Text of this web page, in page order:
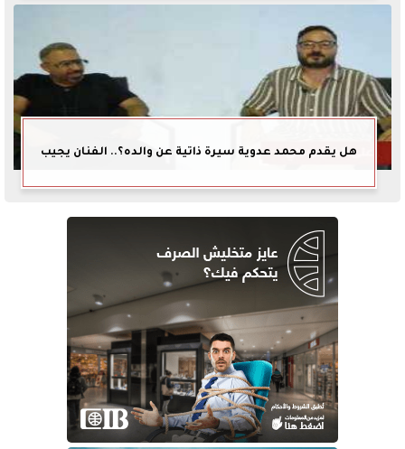
هل يقدم محمد عدوية سيرة ذاتية عن والده؟.. الفنان يجيب